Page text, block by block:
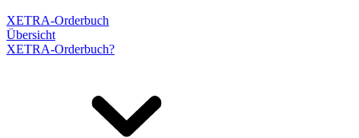
XETRA-Orderbuch
Übersicht
XETRA-Orderbuch?